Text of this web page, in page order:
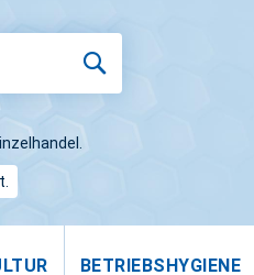
BETRIEBSHYGIENE